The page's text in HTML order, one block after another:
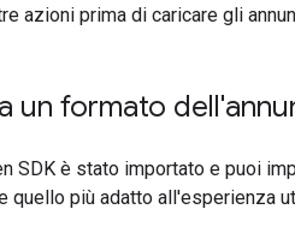
azioni prima di caricare gli
un formato
SDK è stato importato e puoi
quello più adatto all'esperienza